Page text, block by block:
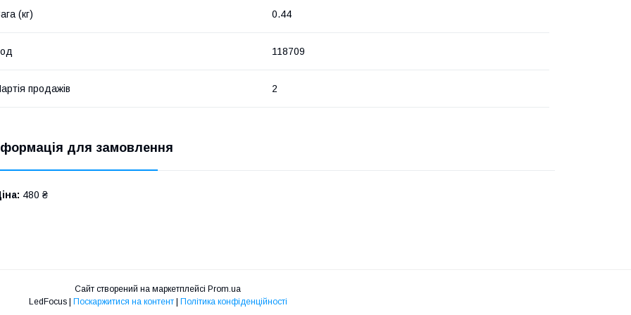
(кг) 0.44
118709
продажів 2
для замовлення
480 ₴
Сайт створений на маркетплейсі Prom.ua
LedFocus | Поскаржитися на контент | Політика конфіденційності